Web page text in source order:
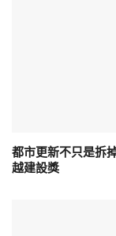
都市更新不只是拆
越建設獎